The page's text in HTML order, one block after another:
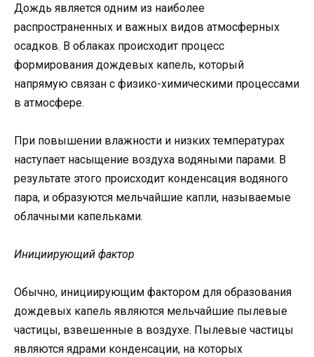
Дождь является одним из наиболее
распространенных и важных видов атмосферных
осадков. В облаках происходит процесс
формирования дождевых капель, который
напрямую связан с физико-химическими процессами
в атмосфере.
При повышении влажности и низких температурах
наступает насыщение воздуха водяными парами. В
результате этого происходит конденсация водяного
пара, и образуются мельчайшие капли, называемые
облачными капельками.
Инициирующий фактор
Обычно, инициирующим фактором для образования
дождевых капель являются мельчайшие пылевые
частицы, взвешенные в воздухе. Пылевые частицы
являются ядрами конденсации, на которых